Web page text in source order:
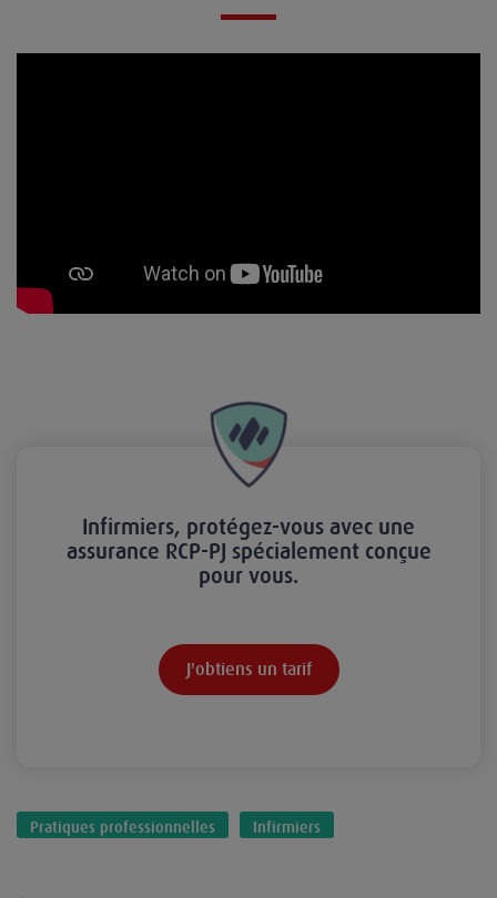
Infirmiers, protégez-vous avec une
assurance RCP-PJ spécialement conçue
pour vous.
J'obtiens un tarif
Pratiques professionnelles Infirmiers